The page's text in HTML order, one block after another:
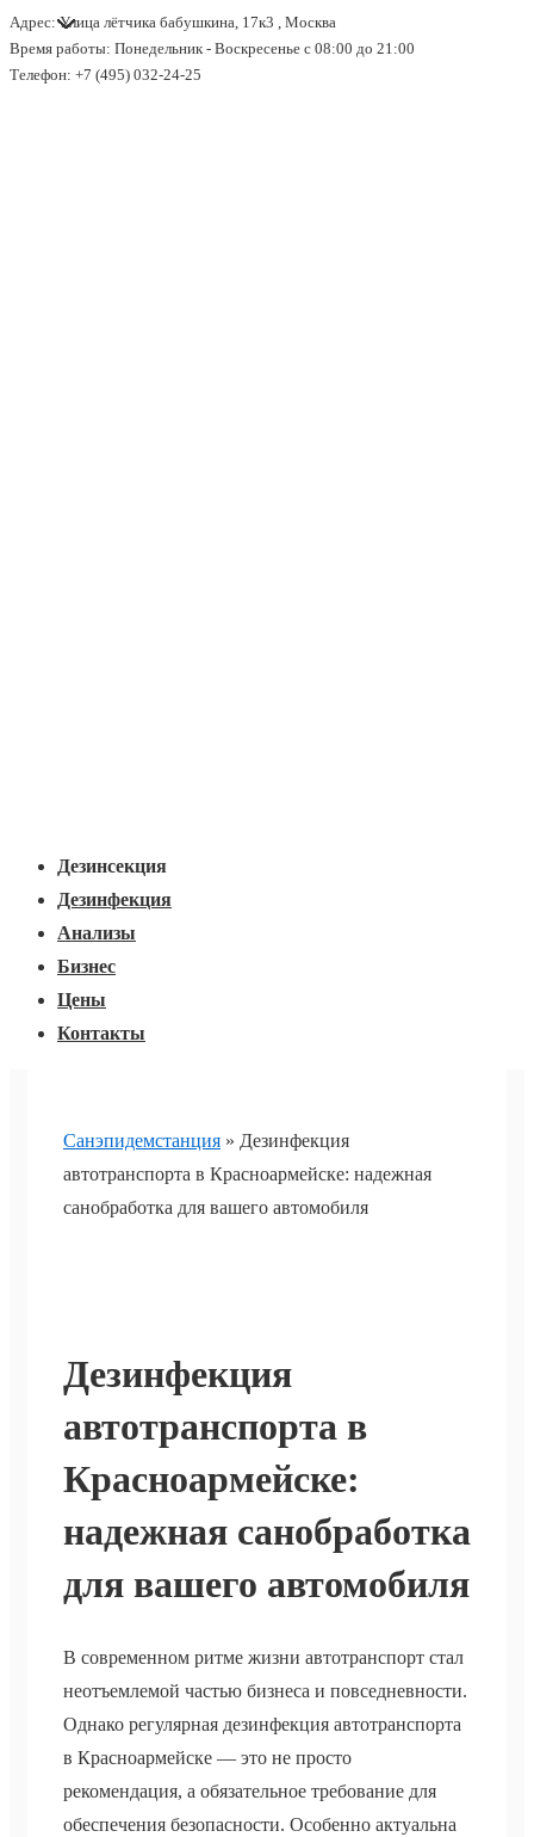
↓
Перейти
Адрес: Улица лётчика бабушкина, 17к3 , Москва
Время работы: Понедельник - Воскресенье с 08:00 до 21:00
Телефон: +7 (495) 032-24-25
навигацияДезинсекция
Дезинфекция
Анализы
Бизнес
Цены
Контакты
Санэпидемстанция » Дезинфекция
автотранспорта в Красноармейске: надежная
санобработка для вашего автомобиля
Дезинфекция
автотранспорта в
Красноармейске:
надежная санобработка
для вашего автомобиля
В современном ритме жизни автотранспорт стал
неотъемлемой частью бизнеса и повседневности.
Однако регулярная дезинфекция автотранспорта
в Красноармейске — это не просто
рекомендация, а обязательное требование для
обеспечения безопасности. Особенно актуальна